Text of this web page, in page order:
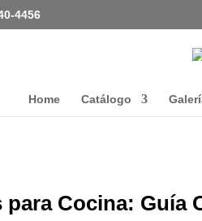
4456
Home Catálogo
Cocina: Guía